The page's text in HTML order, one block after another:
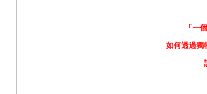
「一
如何透過獨